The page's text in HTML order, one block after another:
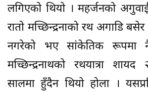
लगिएको थियो । महर्जनको
रातो मच्छिन्द्रनाको रथ अगाडि बसेर
नगरेको भए सांकेतिक रूपमा
मच्छिन्द्रनाथको रथयात्रा
सालमा हुँदैन थियो होला ।